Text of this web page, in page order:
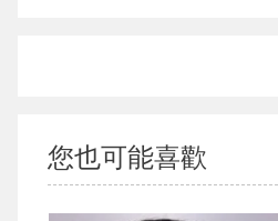
您也可能喜歡